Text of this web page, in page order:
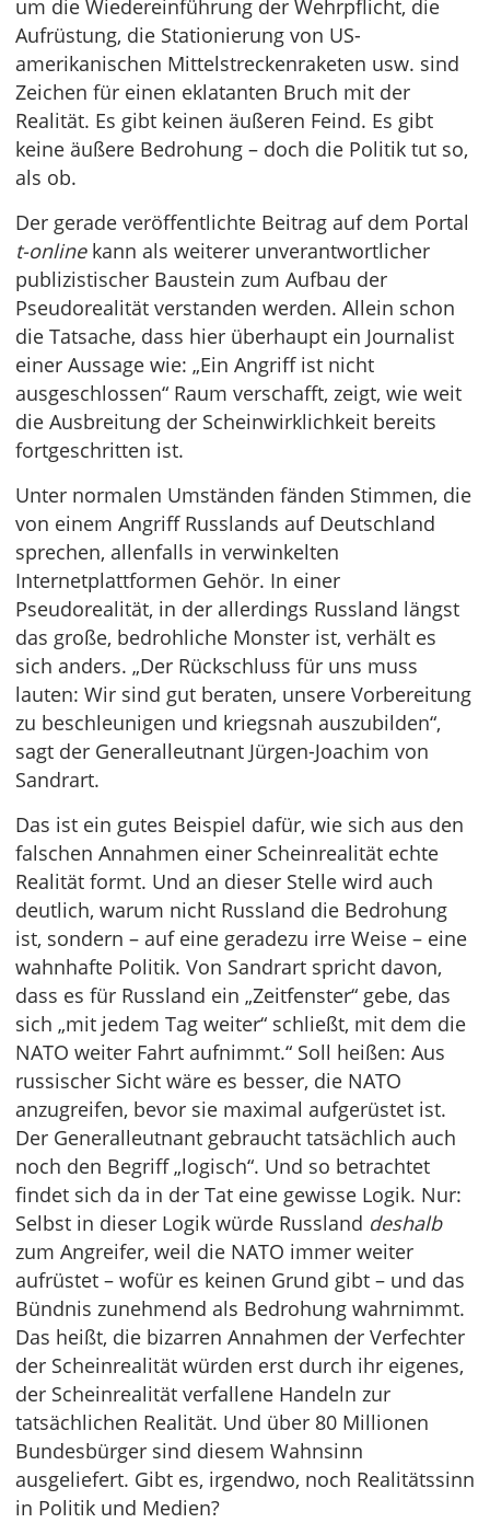
um die Wiedereinführung der Wehrpflicht, die
Aufrüstung, die Stationierung von US-
amerikanischen Mittelstreckenraketen usw. sind
Zeichen für einen eklatanten Bruch mit der
Realität. Es gibt keinen äußeren Feind. Es gibt
keine äußere Bedrohung – doch die Politik tut so,
als ob.
Der gerade veröffentlichte Beitrag auf dem Portal
t-onlinekann als weiterer unverantwortlicher
publizistischer Baustein zum Aufbau der
Pseudorealität verstanden werden. Allein schon
die Tatsache, dass hier überhaupt ein Journalist
einer Aussage wie: „Ein Angriff ist nicht
ausgeschlossen“ Raum verschafft, zeigt, wie weit
die Ausbreitung der Scheinwirklichkeit bereits
fortgeschritten ist.
Unter normalen Umständen fänden Stimmen, die
von einem Angriff Russlands auf Deutschland
sprechen, allenfalls in verwinkelten
Internetplattformen Gehör. In einer
Pseudorealität, in der allerdings Russland längst
das große, bedrohliche Monster ist, verhält es
sich anders. „Der Rückschluss für uns muss
lauten: Wir sind gut beraten, unsere Vorbereitung
zu beschleunigen und kriegsnah auszubilden“,
sagt der Generalleutnant Jürgen-Joachim von
Sandrart.
Das ist ein gutes Beispiel dafür, wie sich aus den
falschen Annahmen einer Scheinrealität echte
Realität formt. Und an dieser Stelle wird auch
deutlich, warum nicht Russland die Bedrohung
ist, sondern – auf eine geradezu irre Weise – eine
wahnhafte Politik. Von Sandrart spricht davon,
dass es für Russland ein „Zeitfenster“ gebe, das
sich „mit jedem Tag weiter“ schließt, mit dem die
NATO weiter Fahrt aufnimmt.“ Soll heißen: Aus
russischer Sicht wäre es besser, die NATO
anzugreifen, bevor sie maximal aufgerüstet ist.
Der Generalleutnant gebraucht tatsächlich auch
noch den Begriff „logisch“. Und so betrachtet
findet sich da in der Tat eine gewisse Logik. Nur:
Selbst in dieser Logik würde Russland deshalb
zum Angreifer, weil die NATO immer weiter
aufrüstet – wofür es keinen Grund gibt – und das
Bündnis zunehmend als Bedrohung wahrnimmt.
Das heißt, die bizarren Annahmen der Verfechter
der Scheinrealität würden erst durch ihr eigenes,
der Scheinrealität verfallene Handeln zur
tatsächlichen Realität. Und über 80 Millionen
Bundesbürger sind diesem Wahnsinn
ausgeliefert. Gibt es, irgendwo, noch Realitätssinn
in Politik und Medien?